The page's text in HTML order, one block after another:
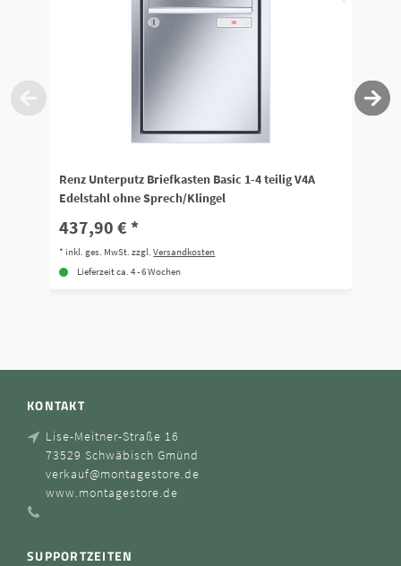
Renz Unterputz Briefkasten Basic 1-4 teilig V4A
Edelstahl ohne Sprech/Klingel
437,90 € *
*inkl. ges. MwSt. zzgl.Versandkosten
Lieferzeit ca. 4 - 6 Wochen
KONTAKT
Lise-Meitner-Straße 16
73529 Schwäbisch Gmünd
verkauf@montagestore.de
www.montagestore.de
SUPPORTZEITEN